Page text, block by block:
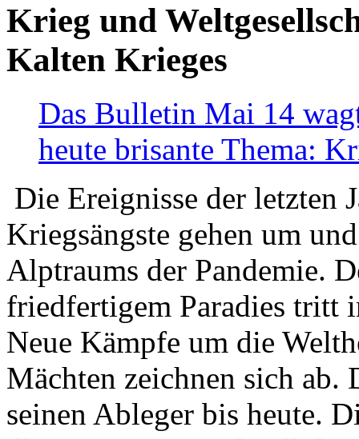
Krieg und
Kalten Krieges
Das Bulletin Mai 14
heute brisante Thema:
Die Ereignisse der letzten
Kriegsängste gehen um
Alptraums der Pandemie.
friedfertigem Paradies tritt
Neue Kämpfe um die
Mächten zeichnen sich
seinen Ableger bis heute.